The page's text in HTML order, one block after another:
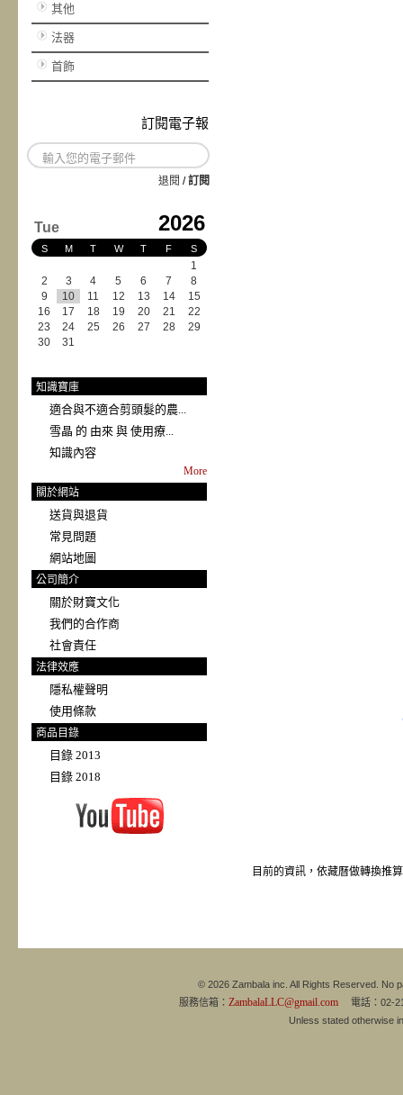
其他
法器
首飾
訂閱電子報
退閱 /訂閱
Tue 2026
S M T W T F S
1
2
3 4 5 6 7
8
9
10 11 12 13 14
15
16
17 18 19 20 21
22
23
24 25 26 27 28
29
30
31
知識寶庫
適合與不適合剪頭髮的農...
雪晶 的 由來 與 使用療...
知識內容
More
關於網站
送貨與退貨
常見問題
網站地圖
公司簡介
關於財寶文化
我們的合作商
社會責任
法律效應
隱私權聲明
使用條款
商品目錄
目錄 2013
目錄 2018
目前的資訊，依藏曆做轉換推
© 2026 Zambala inc. All Rights Reserved. No
服務信箱： ZambalaLLC@gmail.com 電話：02-
Unless stated